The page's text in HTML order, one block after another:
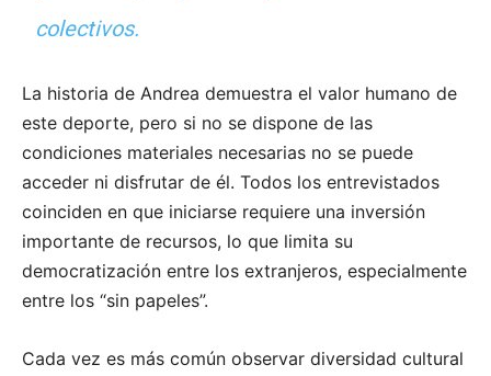
colectivos.
La historia de Andrea demuestra el valor humano de
este deporte, pero si no se dispone de las
condiciones materiales necesarias no se puede
acceder ni disfrutar de él. Todos los entrevistados
coinciden en que iniciarse requiere una inversión
importante de recursos, lo que limita su
democratización entre los extranjeros, especialmente
entre los “sin papeles”.
Cada vez es más común observar diversidad cultural